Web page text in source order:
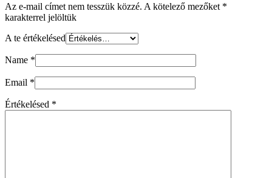
Az e-mail címet nem tesszük közzé. A kötelező mezőket *
karakterrel jelöltük
A te értékelésed
Name *
Email *
Értékelésed *